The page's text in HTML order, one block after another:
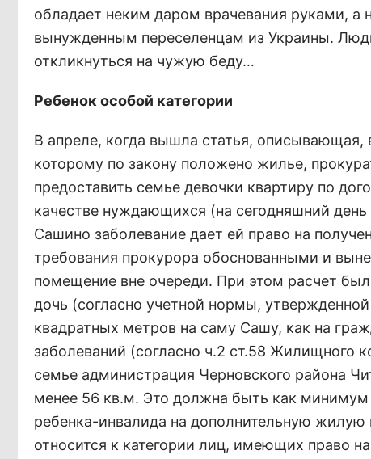
обладает неким даром врачевания руками,
вынужденным переселенцам из Украины.
откликнуться на чужую беду…
Ребенок особой категории
В апреле, когда вышла статья,
которому по закону положено жилье,
предоставить семье девочки квартиру по
качестве нуждающихся (на сегодняшний
Сашино заболевание дает ей право на
требования прокурора обоснованными и
помещение вне очереди. При этом расчет
дочь (согласно учетной нормы,
квадратных метров на саму Сашу, как на
заболеваний (согласно ч.2 ст.58 Жилищного
семье администрация Черновского района
менее 56 кв.м. Это должна быть как минимум
ребенка-инвалида на дополнительную
относится к категории лиц, имеющих право